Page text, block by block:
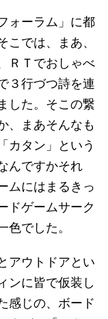
ォーラム」に都
では、まあ、
ＲＴでおしゃべ
３行づつ詩を連
した。そこの繋
、まあそんなも
カタン」という
んですかそれ
ムにはまるきっ
ドゲームサーク
色でした。
アウトドアとい
ンに皆で仮装し
感じの、ボード